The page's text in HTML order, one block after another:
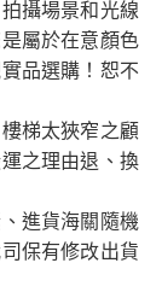
攝場景和光線
屬於在意顏色
品選購！恕不
梯太狹窄之顧
之理由退、換
進貨海關隨機
保有修改出貨